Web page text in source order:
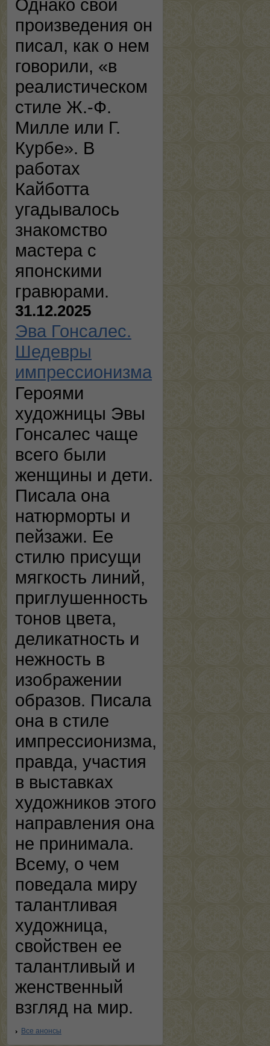
Однако свои
произведения он
писал, как о нем
говорили, «в
реалистическом
стиле Ж.-Ф.
Милле или Г.
Курбе». В
работах
Кайботта
угадывалось
знакомство
мастера с
японскими
гравюрами.
31.12.2025
Эва Гонсалес.
Шедевры
импрессионизма
Героями
художницы Эвы
Гонсалес чаще
всего были
женщины и дети.
Писала она
натюрморты и
пейзажи. Ее
стилю присущи
мягкость линий,
приглушенность
тонов цвета,
деликатность и
нежность в
изображении
образов. Писала
она в стиле
импрессионизма,
правда, участия
в выставках
художников этого
направления она
не принимала.
Всему, о чем
поведала миру
талантливая
художница,
свойствен ее
талантливый и
женственный
взгляд на мир.
Все анонсы